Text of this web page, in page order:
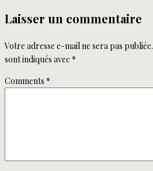
Laisser un commentaire
Votre adresse e-mail ne sera pas publiée.
sont indiqués avec *
Comments *